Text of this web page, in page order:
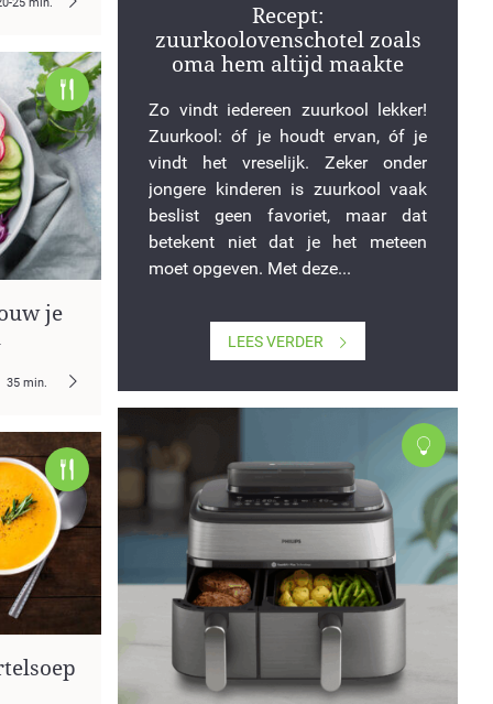
je
35 min.
Recept:
zuurkoolovenschotel zoals
oma hem altijd maakte
Zo vindt iedereen zuurkool lekker!
Zuurkool: óf je houdt ervan, óf je
vindt het vreselijk. Zeker onder
jongere kinderen is zuurkool vaak
beslist geen favoriet, maar dat
betekent niet dat je het meteen
moet opgeven. Met deze...
LEES VERDER